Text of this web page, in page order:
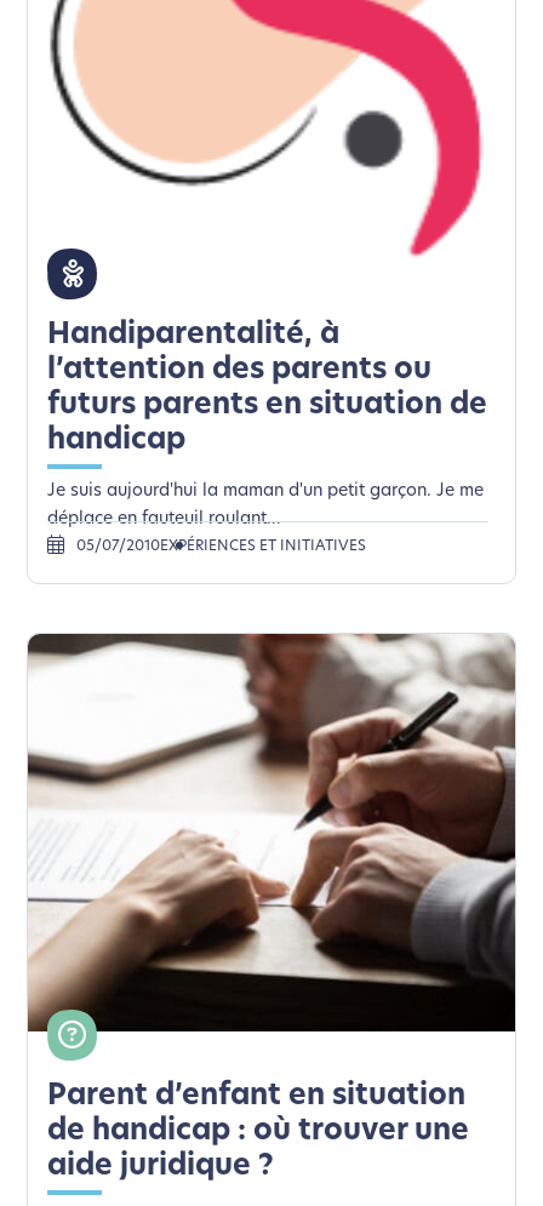
Handiparentalité, à
l’attention des parents ou
futurs parents en situation de
handicap
Je suis aujourd'hui la maman d'un petit garçon. Je me
déplace en fauteuil roulant...
05/07/2010EXPÉRIENCES ET INITIATIVES
Parent d’enfant en situation
de handicap : où trouver une
aide juridique ?